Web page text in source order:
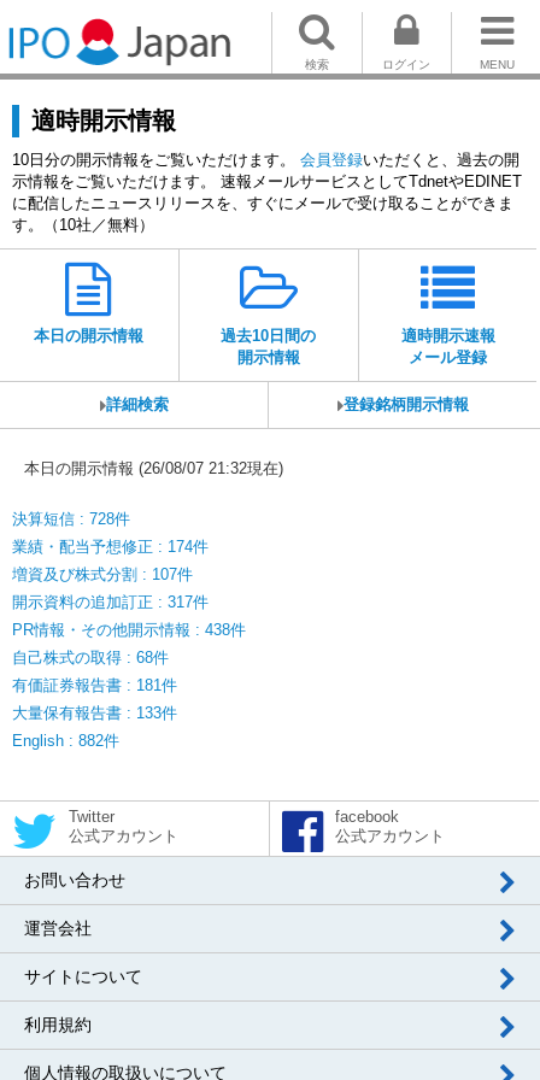
MENU
ログイン
検索
適時開示情報
10日分の開示情報をご覧いただけます。 会員登録いただくと、過去の開
示情報をご覧いただけます。 速報メールサービスとしてTdnetやEDINET
に配信したニュースリリースを、すぐにメールで受け取ることができま
す。（10社／無料）
本日の開示情報
過去10日間の
開示情報
適時開示速報
メール登録
詳細検索 登録銘柄開示情報
本日の開示情報 (26/08/07 21:32現在)
決算短信 : 728件
業績・配当予想修正 : 174件
増資及び株式分割 : 107件
開示資料の追加訂正 : 317件
PR情報・その他開示情報 : 438件
自己株式の取得 : 68件
有価証券報告書 : 181件
大量保有報告書 : 133件
English : 882件
Twitter
公式アカウント
facebook
公式アカウント
お問い合わせ
運営会社
サイトについて
利用規約
個人情報の取扱いについて